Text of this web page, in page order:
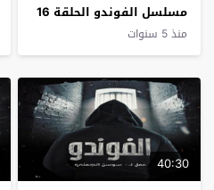
مسلسل الفوندو الحلقة 16
منذ 5 سنوات
40:30